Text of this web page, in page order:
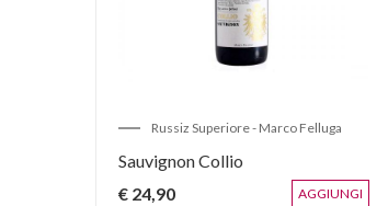
AGGIUNGI
Russiz Superiore - Marco Felluga
Sauvignon Collio
€ 24,90